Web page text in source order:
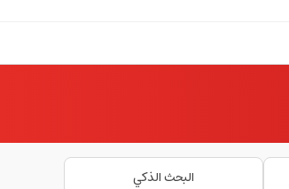
البحث الذكي